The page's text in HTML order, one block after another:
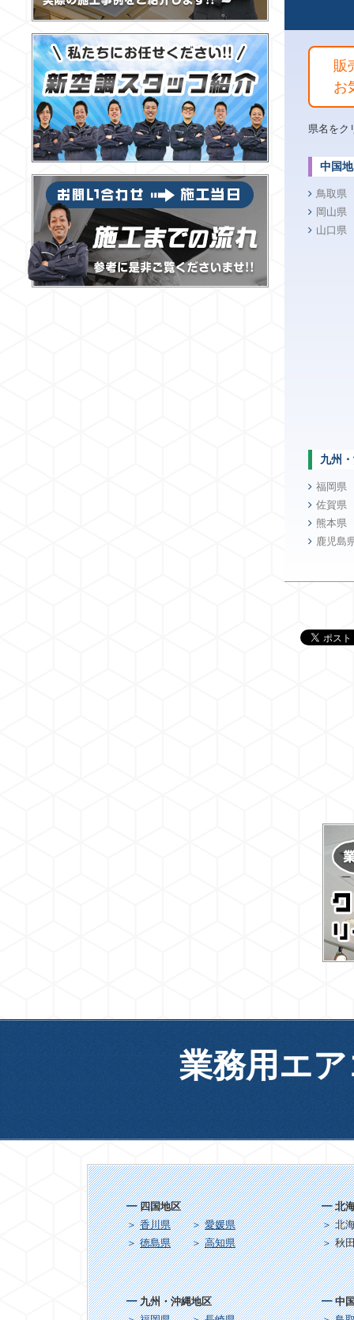
販
お
県名をク
中国
鳥取県
岡山県
山口県
九州
福岡県
佐賀県
熊本県
鹿児島
業務用エ
九州・沖縄地区
北
北
秋
中
四国地区
香川県
愛媛県
徳島県
高知県